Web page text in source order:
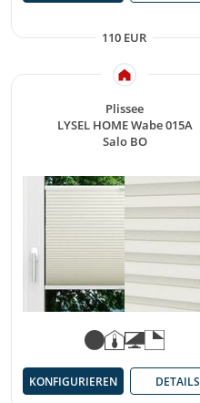
110 EUR
Plissee
LYSEL HOME Wabe 015A
Salo BO
KONFIGURIEREN DETAILS